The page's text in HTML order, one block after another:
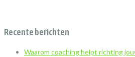
Recente berichten
Waarom coaching helpt richting